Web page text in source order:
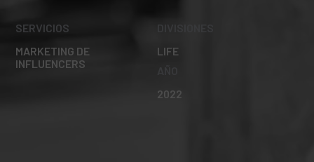
SERVICIOS
MARKETING DE
INFLUENCERS
LIFE
2022